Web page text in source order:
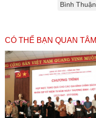
Bình Thuận
CÓ THỂ BẠN QUAN TÂM